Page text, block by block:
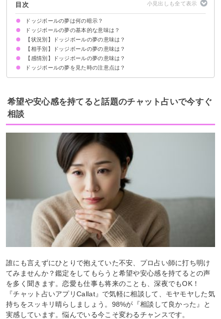
目次
ドッジボールの夢は何の暗示？
ドッジボールの夢の基本的な意味は？
積極性や競争心が高まっている暗示
状況によって意味が決まる
【状況別】ドッジボールの夢の意味は？
ドッジボールをする夢【吉夢】
ドッジボールを見ている夢【吉夢】
ドッジボールで当てる夢【吉夢・凶夢】
ドッジボールで逃げる夢【凶夢】
ドッジボールで当てられる夢【凶夢】
ドッジボールで投げる夢【願望夢】
ドッジボールで怪我する夢【凶夢】
【相手別】ドッジボールの夢の意味は？
友達とドッジボールをする夢【吉夢】
クラスメートとドッジボールをする夢【吉夢・凶夢】
恋人とドッジボールをする夢【吉夢】
子供とドッジボールをする夢【吉夢】
元恋人とドッジボールをする夢【願望夢】
【感情別】ドッジボールの夢の意味は？
ドッジボールが楽しい夢【吉夢・警告夢】
ドッジボールが退屈な夢【警告夢】
ドッジボールが苦痛な夢【吉夢】
ドッジボールの夢を見た時の注意点は？
積極的に目標にチャレンジする
吉夢なら話さず警告夢や凶夢は人に話す
希望や安心感を持てると話題のチャット占いで今すぐ
相談
誰にも言えずにひとりで抱えていた不安、プロ占い師に打ち明け
てみませんか？鑑定をしてもらうと希望や安心感を持てるとの声
を多く聞きます。恋愛も仕事も将来のことも、深夜でもOK！
『チャット占いアプリCallat』で気軽に相談して、モヤモヤした気
持ちをスッキリ晴らしましょう。98%が『相談して良かった』と
実感しています。悩んでいる今こそ変わるチャンスです。